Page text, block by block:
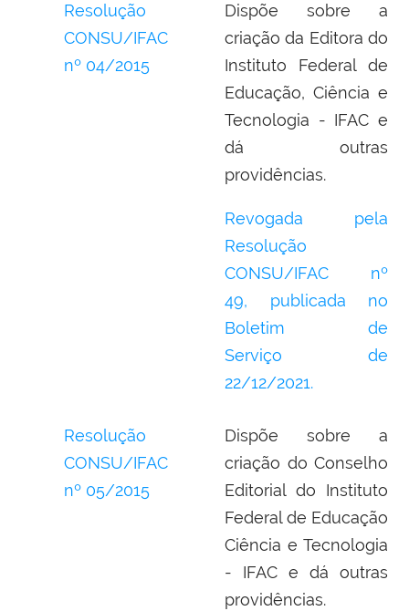
Resolução
CONSU/IFAC
nº 04/2015
Dispõe sobre a
criação da Editora do
Instituto Federal de
Educação, Ciência e
Tecnologia - IFAC e
dá outras
providências.
Revogada pela
Resolução
CONSU/IFAC nº
49,
publicada no
Boletim de
Serviçode
22/12/2021.
Resolução
CONSU/IFAC
nº 05/2015
Dispõe sobre a
criação do Conselho
Editorial do Instituto
Federal de Educação
Ciência e Tecnologia
- IFAC e dá outras
providências.